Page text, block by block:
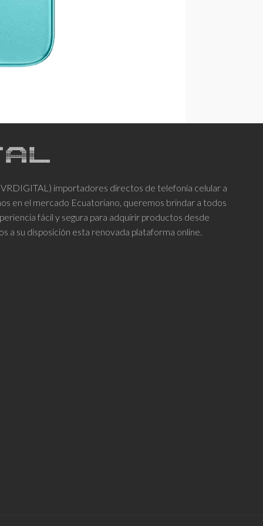
importadores directos de telefonía celular a
en el mercado Ecuatoriano, queremos brindar a todos
fácil y segura para adquirir productos desde
a su disposición esta renovada plataforma online.